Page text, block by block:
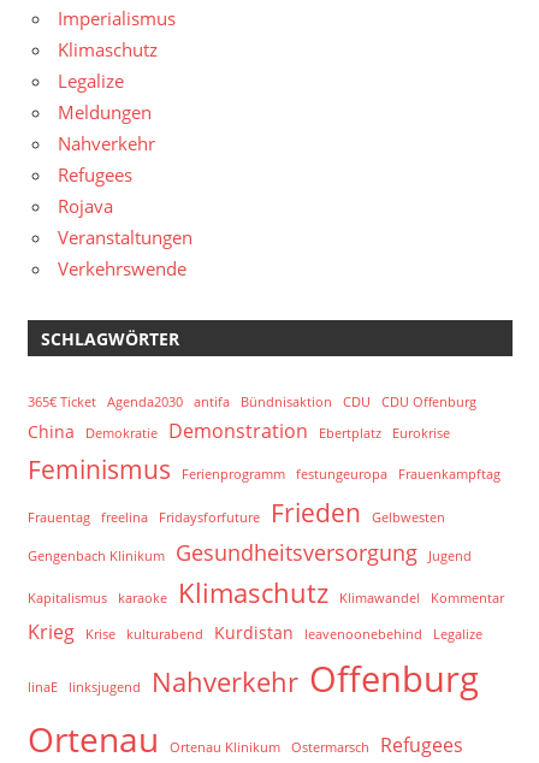
Imperialismus
Klimaschutz
Legalize
Meldungen
Nahverkehr
Refugees
Rojava
Veranstaltungen
Verkehrswende
SCHLAGWÖRTER
365€ Ticket Agenda2030 antifa Bündnisaktion CDU CDU Offenburg
China Demokratie Demonstration Ebertplatz Eurokrise
Feminismus Ferienprogramm festungeuropa Frauenkampftag
Frauentag freelina Fridaysforfuture Frieden Gelbwesten
Gengenbach Klinikum Gesundheitsversorgung Jugend
Kapitalismus karaoke Klimaschutz Klimawandel Kommentar
Krieg Krise kulturabend Kurdistan leavenoonebehind Legalize
linaE linksjugend Nahverkehr Offenburg
Ortenau Ortenau Klinikum Ostermarsch Refugees